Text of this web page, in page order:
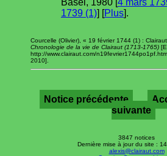
1739 (1)] [Plus].
Courcelle (Olivier), « 19 février 1744 (1) :
Chronologie de la vie de Clairaut (1713-1765)
http://www.clairaut.com/
2010].
Notice précédente
suivante
3847 notices
Dernière mise à jour du site :
alexis@clairaut.com